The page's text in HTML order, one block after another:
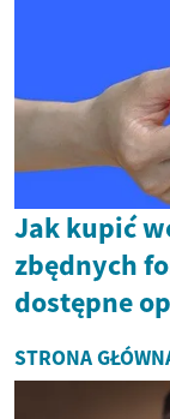
Jak kupić
zbędnych
dostępne
STRONA